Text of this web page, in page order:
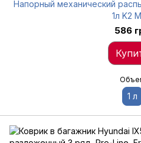
Напорный механический
1л K2
586
1 л